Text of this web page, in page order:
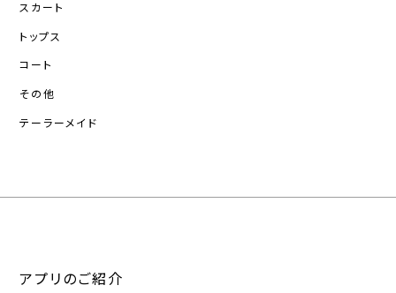
スカート
トップス
コート
その他
テーラーメイド
アプリのご紹介